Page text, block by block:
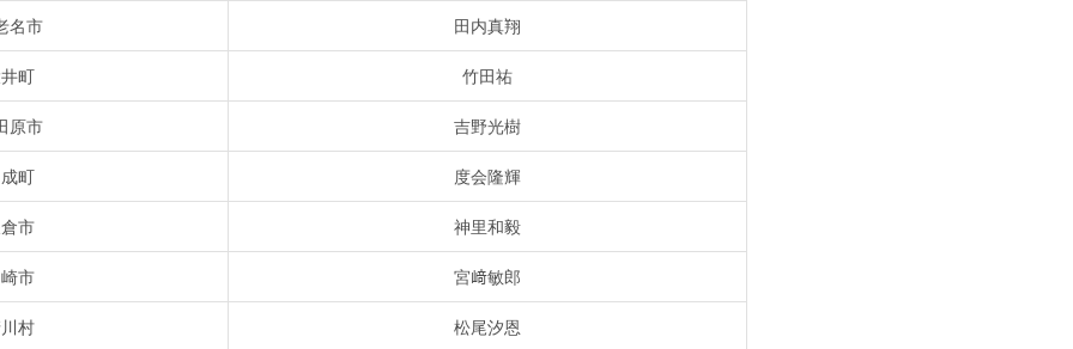
名市 田内真翔
町 竹田祐
原市 吉野光樹
町 度会隆輝
市 神里和毅
市 宮﨑敏郎
村 松尾汐恩